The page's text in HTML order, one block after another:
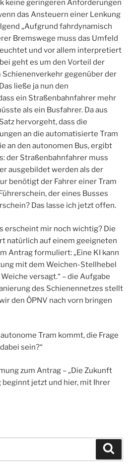
keine geringeren Anforderungen
das Ansteuern einer Lenkung
„Aufgrund fahrdynamisch
Bremswege muss das Umfeld
und vor allem interpretiert
geht es um den Vorteil der
gegenüber der
ließe ja nun den
ein Straßenbahnfahrer mehr
als ein Busfahrer. Da aus
hervorgeht, dass die
an die automatisierte Tram
an den autonomen Bus, ergibt
der Straßenbahnfahrer muss
ausgebildet werden als der
benötigt der Fahrer einer Tram
der eines Busses
Das lasse ich jetzt offen.
erscheint mir noch wichtig? Die
natürlich auf einem geeigneten
Antrag formuliert: „Eine KI kann
mit dem Weichen-Stellhebel
versagt.“ – die Aufgabe
des Schienennetzes stellt
den ÖPNV nach vorn bringen
Tram kommt, die Frage
sein?“
zum Antrag – „Die Zukunft
beginnt jetzt und hier, mit Ihrer